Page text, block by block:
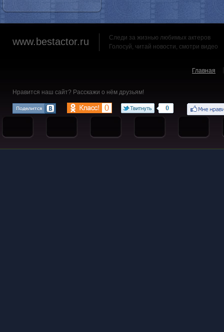
www.bestactor.ru
Следи за жизнью любимых актеров
Голосуй, читай новости, смотри видео
Главная
Нравится наш сайт? Расскажи о нём друзьям!